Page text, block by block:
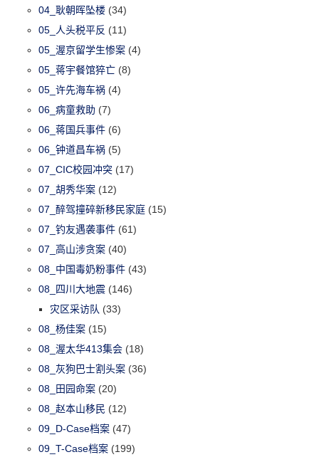
04_耿朝晖坠楼 (34)
05_人头税平反 (11)
05_渥京留学生惨案 (4)
05_蒋宇餐馆猝亡 (8)
05_许先海车祸 (4)
06_病童救助 (7)
06_蒋国兵事件 (6)
06_钟道昌车祸 (5)
07_CIC校园冲突 (17)
07_胡秀华案 (12)
07_醉驾撞碎新移民家庭 (15)
07_钓友遇袭事件 (61)
07_高山涉贪案 (40)
08_中国毒奶粉事件 (43)
08_四川大地震 (146)
灾区采访队 (33)
08_杨佳案 (15)
08_渥太华413集会 (18)
08_灰狗巴士割头案 (36)
08_田园命案 (20)
08_赵本山移民 (12)
09_D-Case档案 (47)
09_T-Case档案 (199)